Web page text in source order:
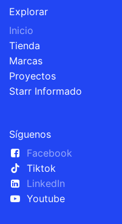
Explorar
Inicio
Tienda
Marcas
Proyectos
Starr Informado
Síguenos
Facebook
Tiktok
LinkedIn
Youtube